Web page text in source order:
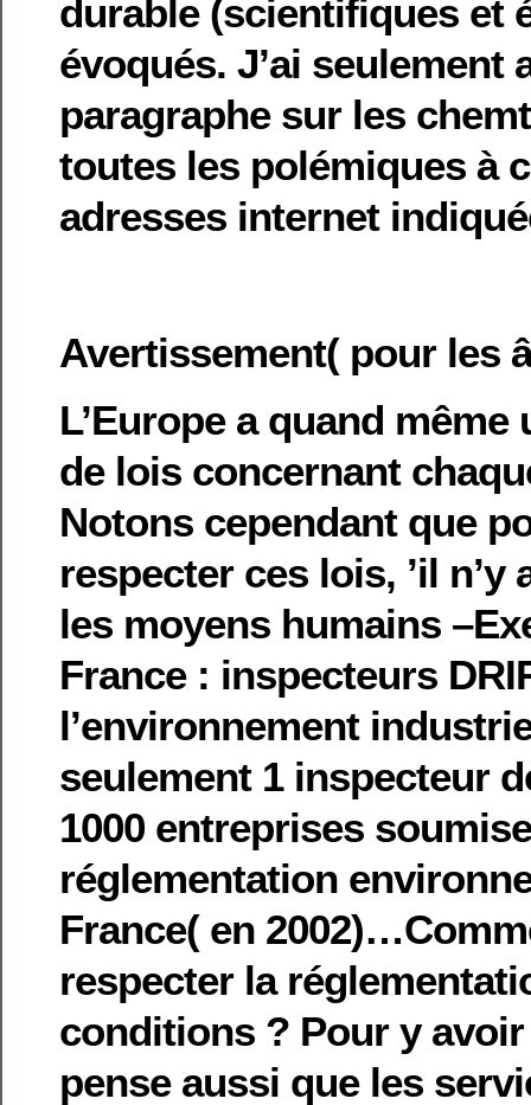
durable (scientifiques et
évoqués. J’ai seulement
paragraphe sur les
toutes les polémiques à
adresses internet
Avertissement( pour les
L’Europe a quand
de lois concernant
Notons cependant que
respecter ces lois, ’il n’y
les moyens humains
France : inspecteurs
l’environnement
seulement 1 inspecteur
1000 entreprises
réglementation
France( en
respecter la
conditions ? Pour y
pense aussi que les